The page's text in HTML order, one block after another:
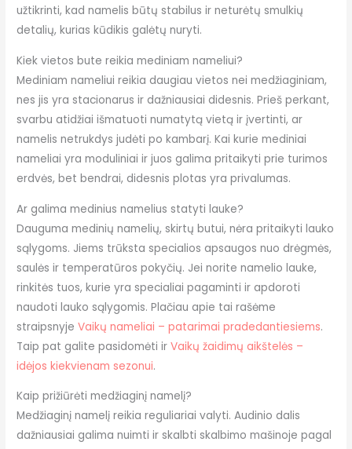
užtikrinti, kad namelis būtų stabilus ir neturėtų smulkių
detalių, kurias kūdikis galėtų nuryti.
Kiek vietos bute reikia mediniam nameliui?
Mediniam nameliui reikia daugiau vietos nei medžiaginiam,
nes jis yra stacionarus ir dažniausiai didesnis. Prieš perkant,
svarbu atidžiai išmatuoti numatytą vietą ir įvertinti, ar
namelis netrukdys judėti po kambarį. Kai kurie mediniai
nameliai yra moduliniai ir juos galima pritaikyti prie turimos
erdvės, bet bendrai, didesnis plotas yra privalumas.
Ar galima medinius namelius statyti lauke?
Dauguma medinių namelių, skirtų butui, nėra pritaikyti lauko
sąlygoms. Jiems trūksta specialios apsaugos nuo drėgmės,
saulės ir temperatūros pokyčių. Jei norite namelio lauke,
rinkitės tuos, kurie yra specialiai pagaminti ir apdoroti
naudoti lauko sąlygomis. Plačiau apie tai rašėme
straipsnyjeVaikų nameliai – patarimai pradedantiesiems.
Taip pat galite pasidomėti irVaikų žaidimų aikštelės –
idėjos kiekvienam sezonui.
Kaip prižiūrėti medžiaginį namelį?
Medžiaginį namelį reikia reguliariai valyti. Audinio dalis
dažniausiai galima nuimti ir skalbti skalbimo mašinoje pagal